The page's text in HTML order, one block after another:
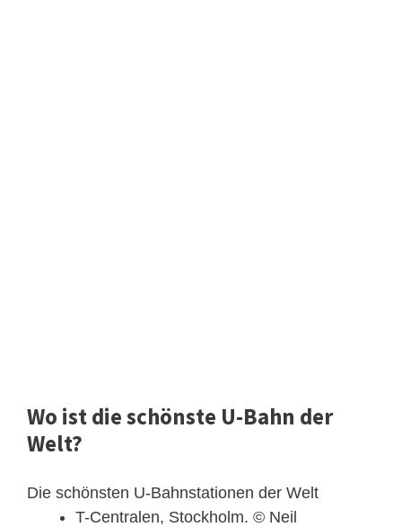
Wo ist die schönste U-Bahn der
Welt?
Die schönsten U-Bahnstationen der Welt
T-Centralen, Stockholm. © Neil